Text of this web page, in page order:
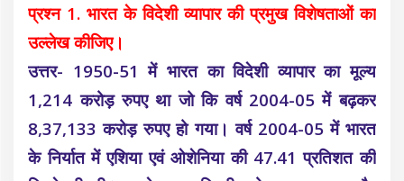
प्रश्न 1. भारत के विदेशी व्यापार की प्रमुख विशेषताओं का
उल्लेख कीजिए।
उत्तर- 1950-51 में भारत का विदेशी व्यापार का मूल्य
1,214 करोड़ रुपए था जो कि वर्ष 2004-05 में बढ़कर
8,37,133 करोड़ रुपए हो गया। वर्ष 2004-05 में भारत
के निर्यात में एशिया एवं ओशेनिया की 47.41 प्रतिशत की